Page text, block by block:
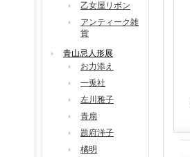
乙女屋リボン
アンティーク雑
貨
青山忌人形展
お力添え
一兎社
左川雅子
青扇
題府洋子
橘明